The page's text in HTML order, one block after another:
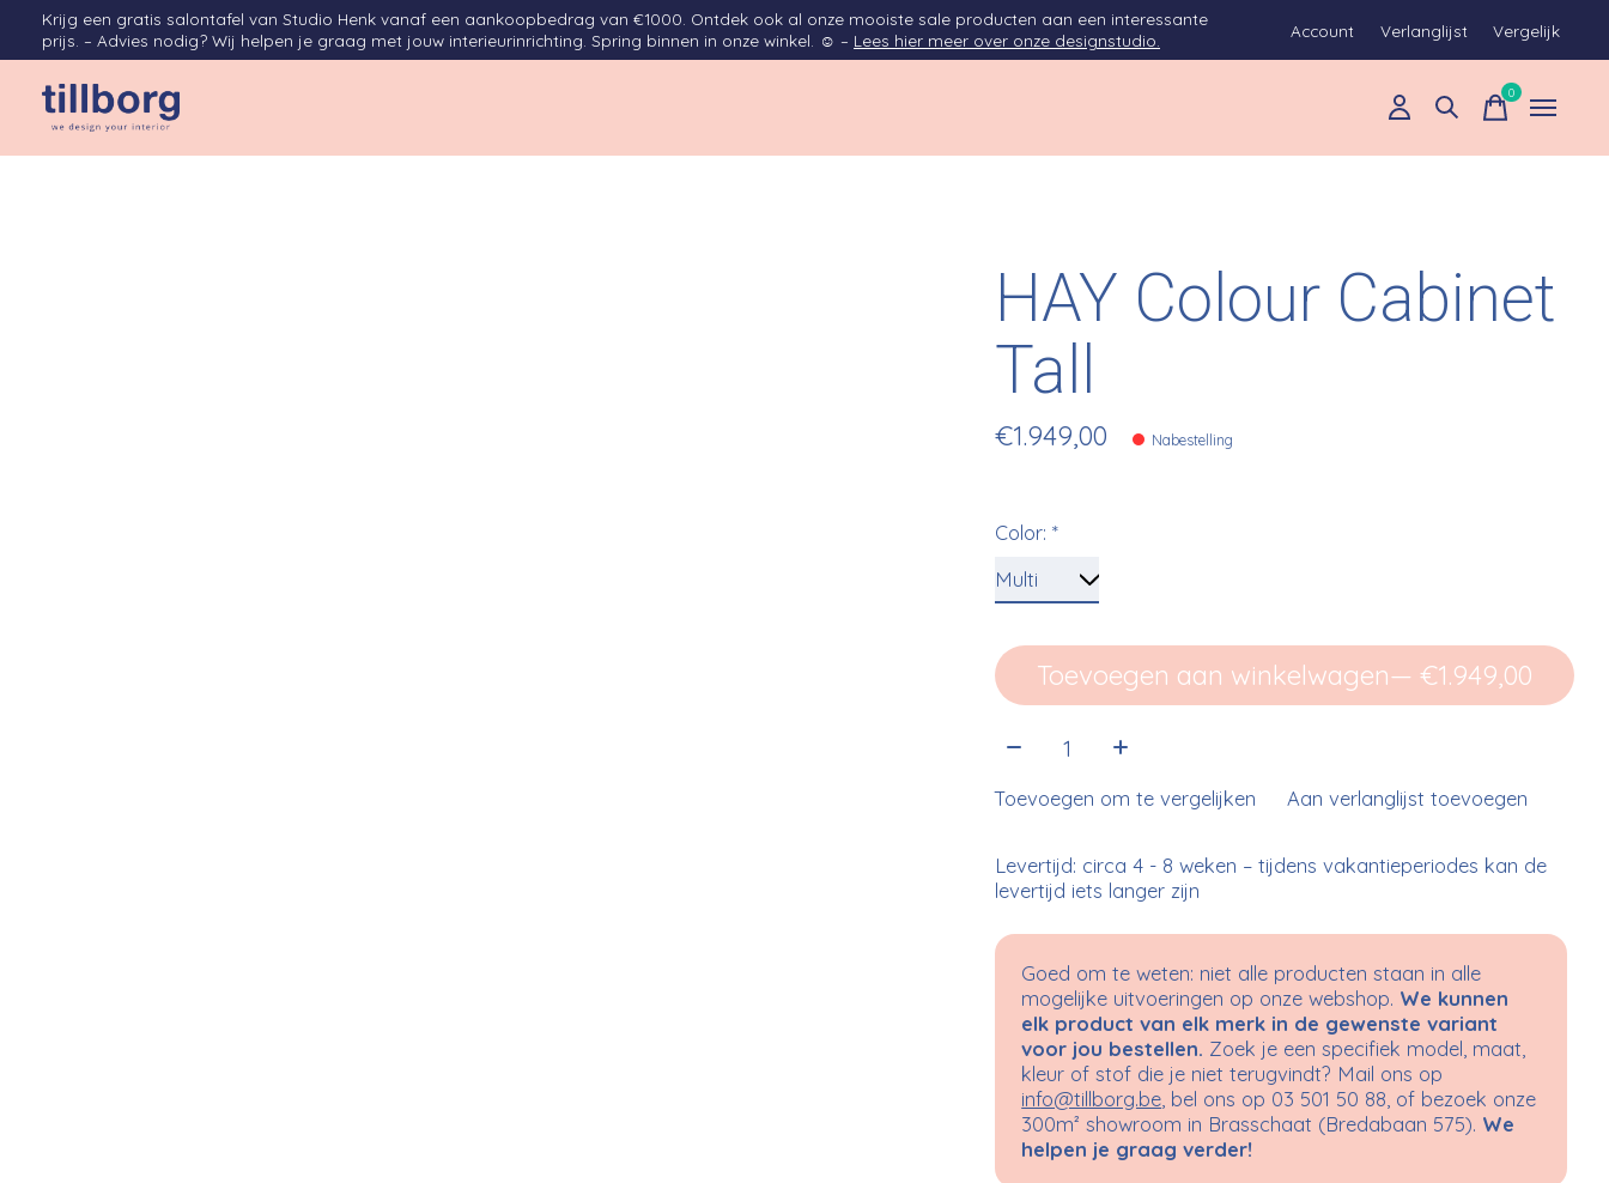
Krijg een gratis salontafel van Studio Henk vanaf een aankoopbedrag van €1000. Ontdek ook al onze mooiste sale producten aan een interessante
prijs. – Advies nodig? Wij helpen je graag met jouw interieurinrichting. Spring binnen in onze winkel. ☺ – Lees hier meer over onze designstudio. Account Verlanglijst Vergelijk
0items
HAY Colour Cabinet
Tall
€1.949,00 Nabestelling
Color:*
Toevoegen aan winkelwagen
— €1.949,00
Aantal:
Toevoegen om te vergelijken Aan verlanglijst toevoegen
Levertijd: circa 4 - 8 weken – tijdens vakantieperiodes kan de
levertijd iets langer zijn
Goed om te weten: niet alle producten staan in alle
mogelijke uitvoeringen op onze webshop. We kunnen
elk product van elk merk in de gewenste variant
voor jou bestellen. Zoek je een specifiek model, maat,
kleur of stof die je niet terugvindt? Mail ons op
info@tillborg.be , bel ons op 03 501 50 88, of bezoek onze
300m² showroom in Brasschaat (Bredabaan 575). We
helpen je graag verder!